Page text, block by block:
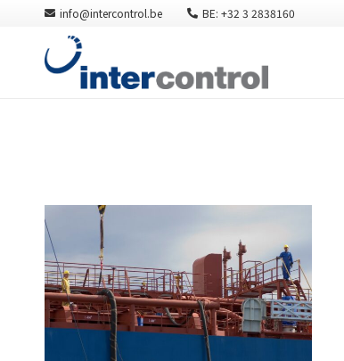
info@intercontrol.be BE: +32 3 2838160